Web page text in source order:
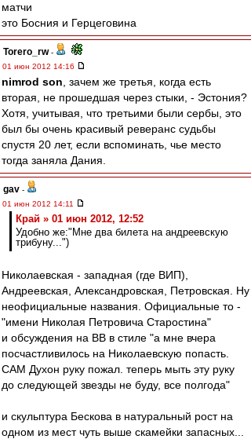
матчи
это Босния и Герцеговина
Torero_rw-
01 июн 2012 14:16
nimrod son , зачем же третья, когда есть
вторая, не прошедшая через стыки, - Эстония?
Хотя, учитывая, что третьими были сербы, это
был бы очень красивый реверанс судьбы
спустя 20 лет, если вспоминать, чье место
тогда заняла Дания.
gav -
01 июн 2012 14:11
Край » 01 июн 2012, 12:52
Удобно же:"Мне два билета на андреевскую
трибуну...")
Николаевская - западная (где ВИП),
Андреевская, Александровская, Петровская. Ну
неофициальные названия. Официальные то -
"имени Николая Петровича Старостина"
и обсуждения на ВВ в стиле "а мне вчера
посчастливилось на Николаевскую попасть.
САМ Духон руку пожал. теперь мыть эту руку
до следующей звезды не буду, все полгода"
и скульптура Бескова в натуральный рост на
одном из мест чуть выше скамейки запасных...